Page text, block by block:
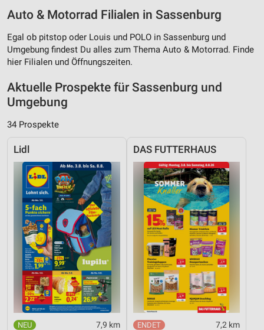
Auto & Motorrad Filialen in Sassenburg
Egal ob pitstop oder Louis und POLO in Sassenburg und
Umgebung findest Du alles zum Thema Auto & Motorrad. Finde
hier Filialen und Öffnungszeiten.
Aktuelle Prospekte für Sassenburg und
Umgebung
34 Prospekte
Lidl
7,9 km
DAS FUTTERHAUS
7,2 km